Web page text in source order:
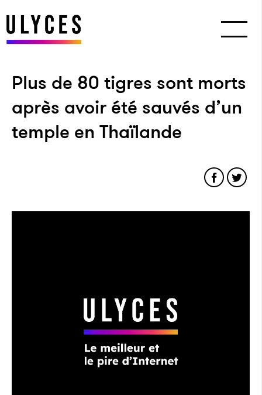
Plus de 80 tigres sont morts
après avoir été sauvés d’un
temple en Thaïlande